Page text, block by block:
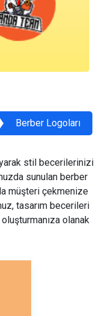
Berber Logoları
stil becerilerinizi
sunulan berber
müşteri çekmenize
tasarım becerileri
olanak